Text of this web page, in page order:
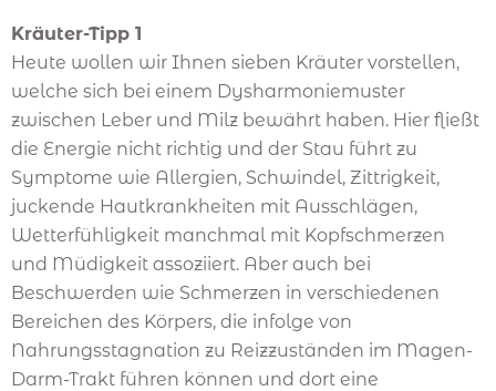
Kräuter-Tipp 1
Heute wollen wir Ihnen sieben Kräuter vorstellen,
welche sich bei einem Dysharmoniemuster
zwischen Leber und Milz bewährt haben. Hier fließt
die Energie nicht richtig und der Stau führt zu
Symptome wie Allergien, Schwindel, Zittrigkeit,
juckende Hautkrankheiten mit Ausschlägen,
Wetterfühligkeit manchmal mit Kopfschmerzen
und Müdigkeit assoziiert. Aber auch bei
Beschwerden wie Schmerzen in verschiedenen
Bereichen des Körpers, die infolge von
Nahrungsstagnation zu Reizzuständen im Magen-
Darm-Trakt führen können und dort eine